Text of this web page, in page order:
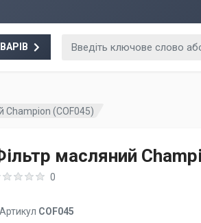
Champion (COF045)
масляний
0
Артикул COF045